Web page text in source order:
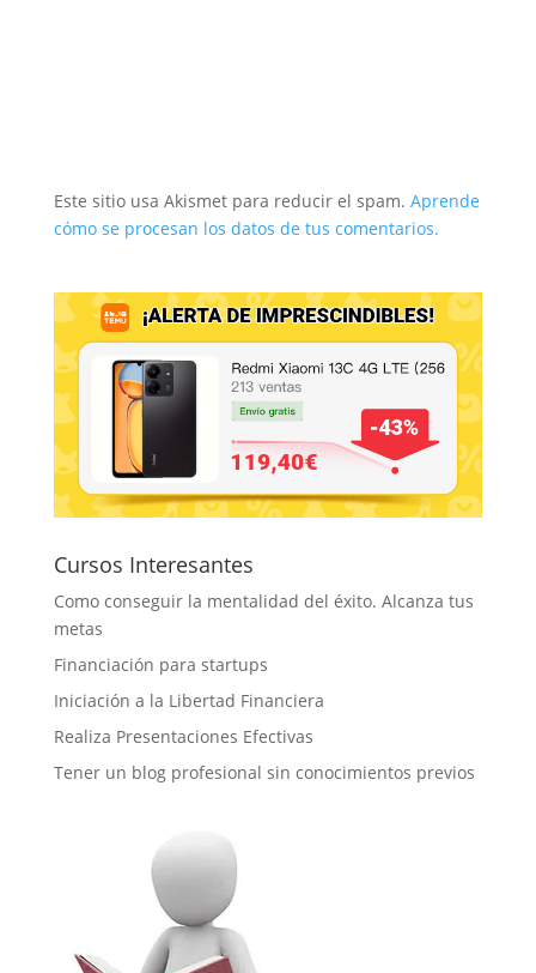
Este sitio usa Akismet para reducir el spam. Aprende
cómo se procesan los datos de tus comentarios.
Cursos Interesantes
Como conseguir la mentalidad del éxito. Alcanza tus
metas
Financiación para startups
Iniciación a la Libertad Financiera
Realiza Presentaciones Efectivas
Tener un blog profesional sin conocimientos previos